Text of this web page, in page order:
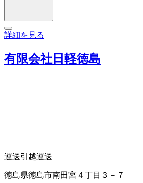
詳細を見る
有限会社日軽徳島
運送引越運送
徳島県徳島市南田宮４丁目３－７